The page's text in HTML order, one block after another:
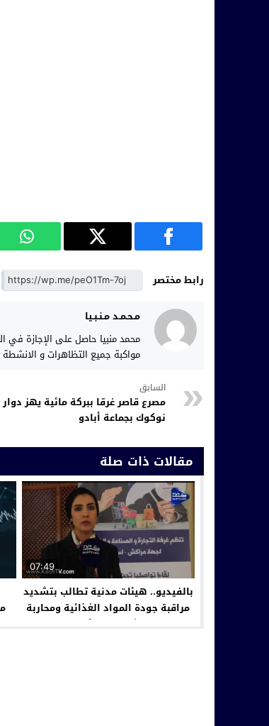
رابط مختصر
مـحـمـد مـنـبـيا
محمد منبيا حاصل على الإجازة في
مواكبة جميع التظاهرات و الانشطة
السابق
مصرع قاصر غرقا ببركة مائية يهز
نوكوك بجماعة أبادو
مقالات ذات صلة
07:49
بالفيديو.. هيئات مدنية تطالب بتشديد
مراقبة جودة المواد الغذائية ومحاربة
الغش وغلاء الأسعار.